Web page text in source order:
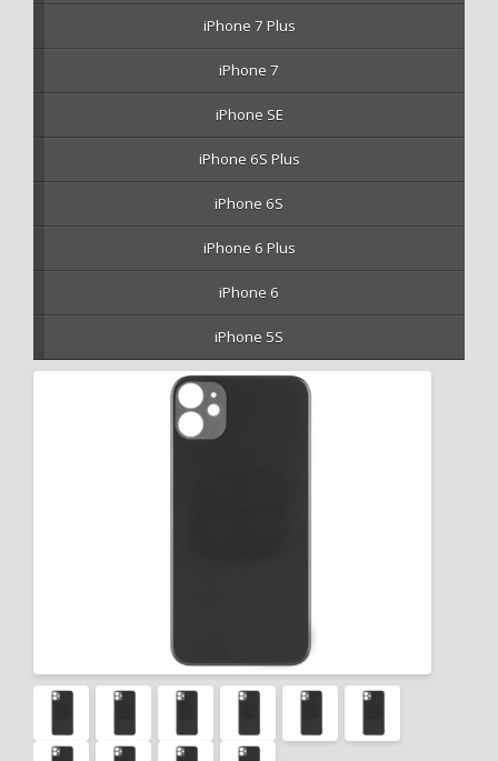
iPhone 7 Plus
iPhone 7
iPhone SE
iPhone 6S Plus
iPhone 6S
iPhone 6 Plus
iPhone 6
iPhone 5S